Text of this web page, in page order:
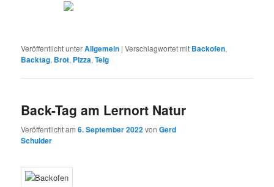
Veröffentlicht unterAllgemein |Verschlagwortet mit Backofen,
Backtag, Brot, Pizza,Teig
Back-Tag am Lernort Natur
Veröffentlicht am6. September 2022vonGerd
Schulder